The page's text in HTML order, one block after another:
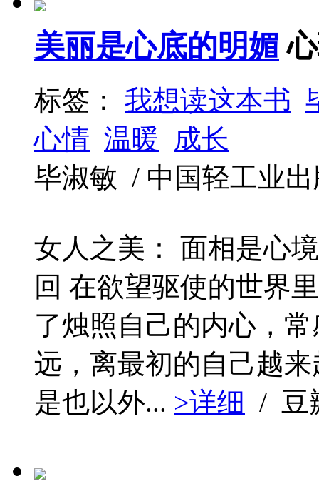
美丽是心底的明媚
标签： 我想读这本书
心情 温暖
成长
毕淑敏 / 中国轻工业
女人之美： 面相是心
回 在欲望驱使的世界
了烛照自己的内心，
远，离最初的自己越
是也以外... >详细 / 豆